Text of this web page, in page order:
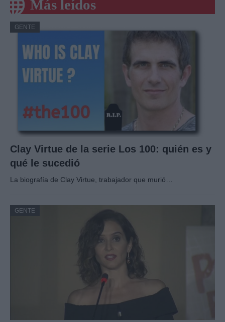
Más leídos
GENTE
Clay Virtue de la serie Los 100: quién es y
qué le sucedió
La biografía de Clay Virtue, trabajador que murió…
GENTE